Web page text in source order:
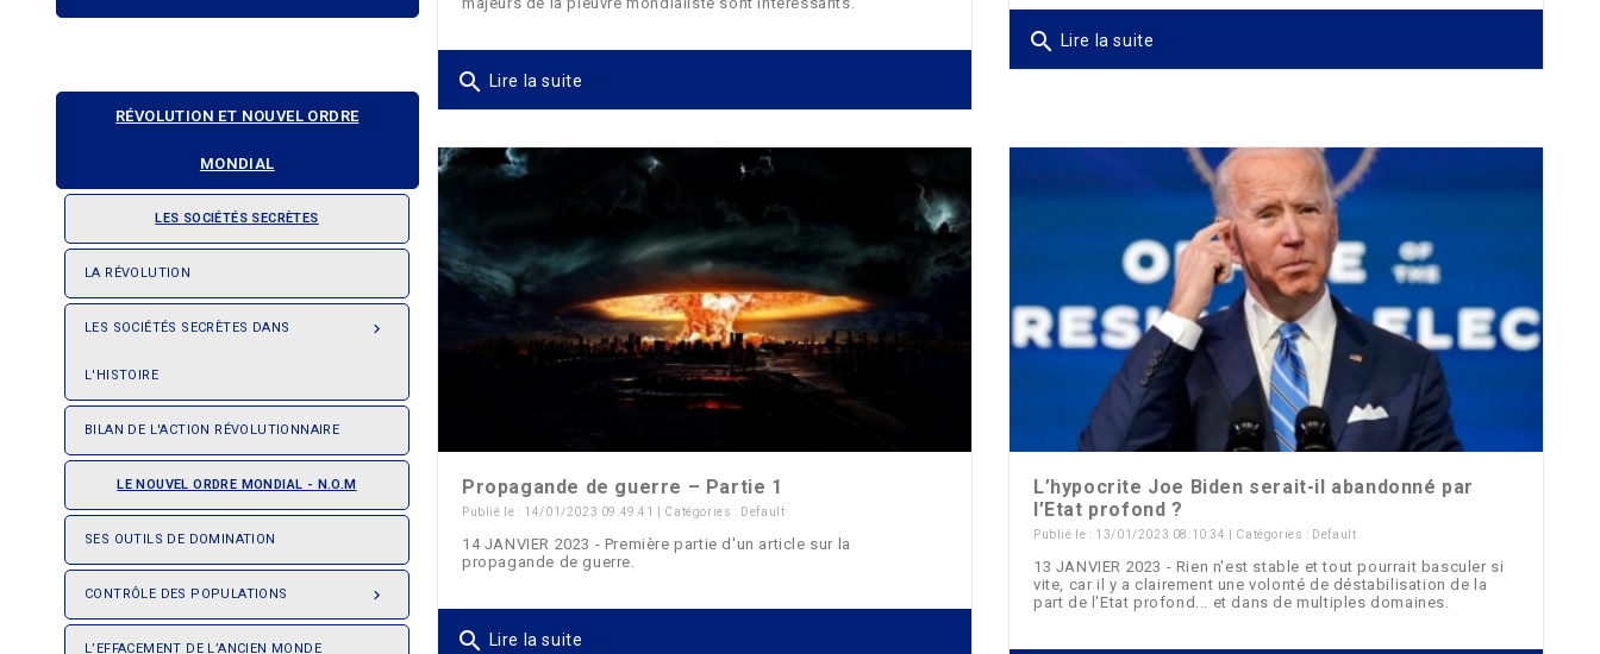
RÉVOLUTION ET NOUVEL ORDRE
MONDIAL
LES SOCIÉTÉS SECRÈTES
LA RÉVOLUTION

LES SOCIÉTÉS SECRÈTES DANS
L'HISTOIRE
BILAN DE L'ACTION RÉVOLUTIONNAIRE
LE NOUVEL ORDRE MONDIAL - N.O.M
SES OUTILS DE DOMINATION

CONTRÔLE DES POPULATIONS
L’EFFACEMENT DE L’ANCIEN MONDE
search Lire la suite
search Lire la suite
Propagande de guerre – Partie 1
Publié le : 14/01/2023 09:49:41 | Catégories : Default
14 JANVIER 2023 - Première partie d'un article sur la
propagande de guerre.
search Lire la suite
L’hypocrite Joe Biden serait-il abandonné par
l’Etat profond ?
Publié le : 13/01/2023 08:10:34 | Catégories : Default
13 JANVIER 2023 - Rien n'est stable et tout pourrait basculer si
vite, car il y a clairement une volonté de déstabilisation de la
part de l'Etat profond... et dans de multiples domaines.